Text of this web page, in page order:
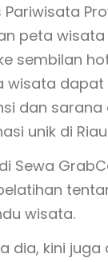
peta
sembilan
wisata
dan sarana
unik di
Sewa
wisata.
dia, kini juga